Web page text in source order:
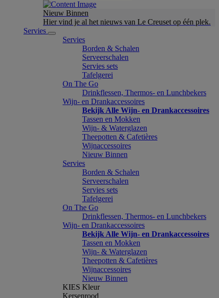
Nieuw Binnen
Hier vind je al het nieuws van Le Creuset op één plek.
Servies
Servies
Borden & Schalen
Serveerschalen
Servies sets
Tafelgerei
On The Go
Drinkflessen, Thermos- en Lunchbekers
Wijn- en Drankaccessoires
Bekijk Alle Wijn- en Drankaccessoires
Tassen en Mokken
Wijn- & Waterglazen
Theepotten & Cafetières
Wijnaccessoires
Nieuw Binnen
Servies
Borden & Schalen
Serveerschalen
Servies sets
Tafelgerei
On The Go
Drinkflessen, Thermos- en Lunchbekers
Wijn- en Drankaccessoires
Bekijk Alle Wijn- en Drankaccessoires
Tassen en Mokken
Wijn- & Waterglazen
Theepotten & Cafetières
Wijnaccessoires
Nieuw Binnen
KIES Kleur
Kersenrood